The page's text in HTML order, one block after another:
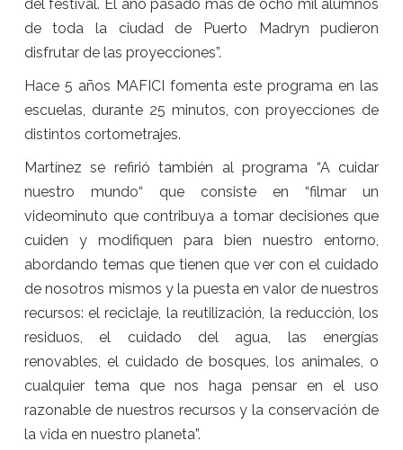
del festival. El año pasado más de ocho mil alumnos
de toda la ciudad de Puerto Madryn pudieron
disfrutar de las proyecciones”.
Hace 5 años MAFICI fomenta este programa en las
escuelas, durante 25 minutos, con proyecciones de
distintos cortometrajes.
Martínez se refirió también al programa “A cuidar
nuestro mundo“ que consiste en “filmar un
videominuto que contribuya a tomar decisiones que
cuiden y modifiquen para bien nuestro entorno,
abordando temas que tienen que ver con el cuidado
de nosotros mismos y la puesta en valor de nuestros
recursos: el reciclaje, la reutilización, la reducción, los
residuos, el cuidado del agua, las energías
renovables, el cuidado de bosques, los animales, o
cualquier tema que nos haga pensar en el uso
razonable de nuestros recursos y la conservación de
la vida en nuestro planeta”.